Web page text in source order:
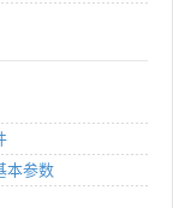
本参数